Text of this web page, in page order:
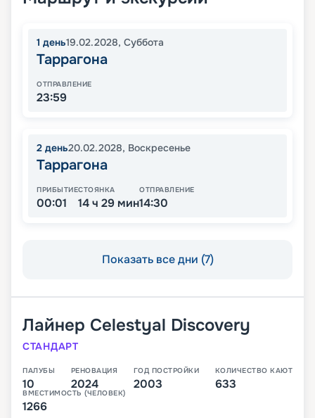
1 день19.02.2028, Суббота
Таррагона
ОТПРАВЛЕНИЕ
23:59
2 день20.02.2028, Воскресенье
Таррагона
ПРИБЫТИЕ
00:01
СТОЯНКА
14 ч 29 мин
ОТПРАВЛЕНИЕ
14:30
Показать все дни (7)
Лайнер Celestyal Discovery
СТАНДАРТ
ПАЛУБЫ
10
РЕНОВАЦИЯ
2024
ГОД ПОСТРОЙКИ
2003
КОЛИЧЕСТВО КАЮТ
633
ВМЕСТИМОСТЬ (ЧЕЛОВЕК)
1266